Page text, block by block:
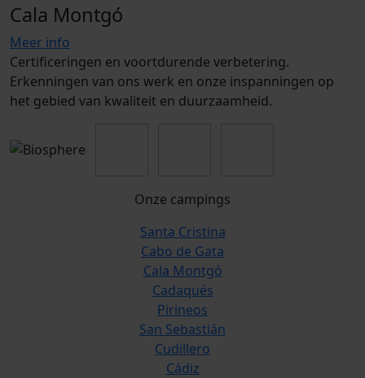
Cala Montgó
Meer info
Certificeringen en voortdurende verbetering.
Erkenningen van ons werk en onze inspanningen op
het gebied van kwaliteit en duurzaamheid.
Onze campings
Santa Cristina
Cabo de Gata
Cala Montgó
Cadaqués
Pirineos
San Sebastián
Cudillero
Cádiz